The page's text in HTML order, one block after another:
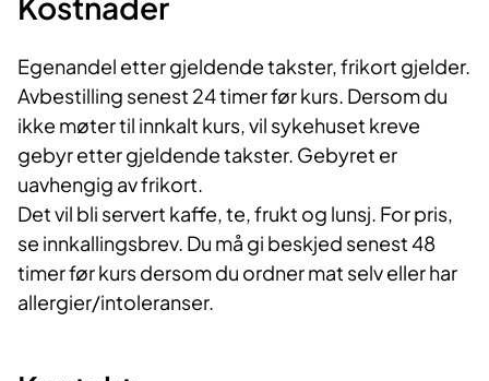
Egenandel etter gjeldende takster, frikort gjelder.
Avbestilling senest 24 timer før kurs. Dersom du
ikke møter til innkalt kurs, vil sykehuset kreve
gebyr etter gjeldende takster. Gebyret er
uavhengig av frikort.
Det vil bli servert kaffe, te, frukt og lunsj. For pris,
se innkallingsbrev. Du må gi beskjed senest 48
timer før kurs dersom du ordner mat selv eller har
allergier/intoleranser.